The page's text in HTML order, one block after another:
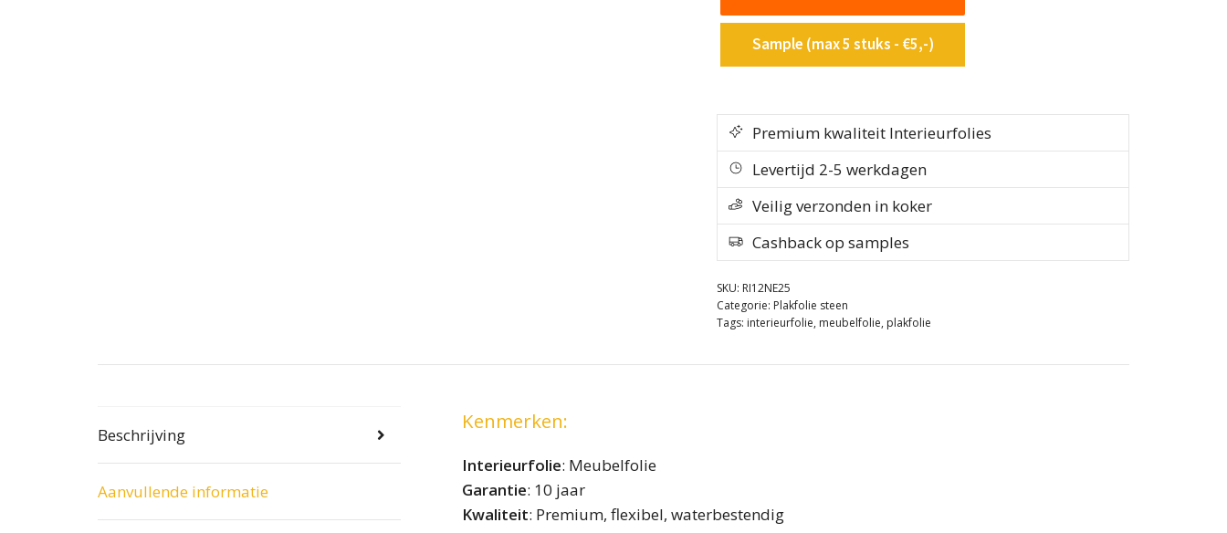
RAW
Taupe
aantal
Sample (max 5 stuks - €5,-)
Premium kwaliteit Interieurfolies
Levertijd 2-5 werkdagen
Veilig verzonden in koker
Cashback op samples
SKU: RI12NE25
Categorie: Plakfolie steen
Tags: interieurfolie, meubelfolie, plakfolie
Beschrijving
Aanvullende informatie
Kenmerken:
Interieurfolie: Meubelfolie
Garantie: 10 jaar
Kwaliteit: Premium, flexibel, waterbestendig